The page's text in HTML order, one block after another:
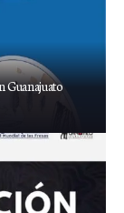
Guanajuato